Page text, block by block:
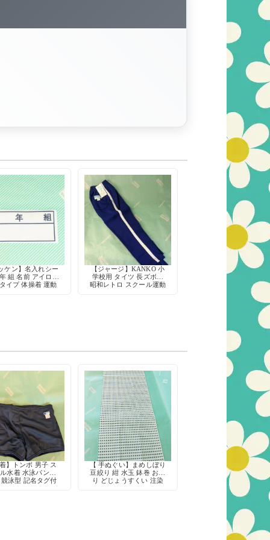
ケン】名入れシー
組 名前 アイロン
イプ 体操着 運動
【ジャージ】KANKO 小
学校用 タイツ 長ズボン
昭和レトロ スクール運動
】トンボ 男子 ス
水着 水泳パンツ
泳型 記名タグ付
【 手ぬぐい】まめしぼり
豆絞り 紺 水玉 鉢巻 お祭
り どじょうすくい 注染